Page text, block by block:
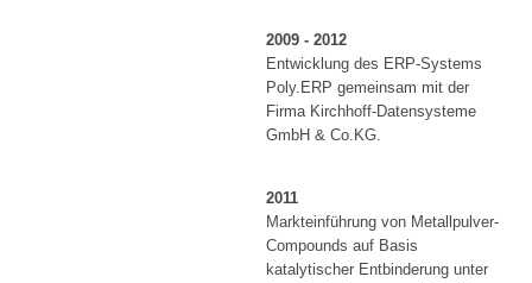
2009 - 2012
Entwicklung des ERP-Systems
Poly.ERP gemeinsam mit der
Firma Kirchhoff-Datensysteme
GmbH & Co.KG.
2011
Markteinführung von Metallpulver-
Compounds auf Basis
katalytischer Entbinderung unter